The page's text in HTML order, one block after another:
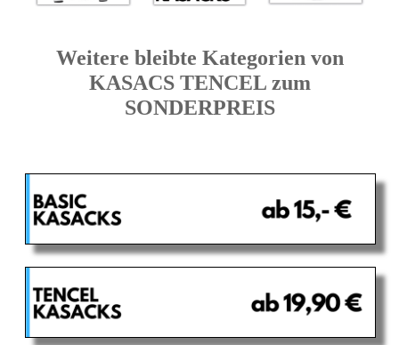
Weitere bleibte Kategorien von
KASACS TENCEL zum
SONDERPREIS